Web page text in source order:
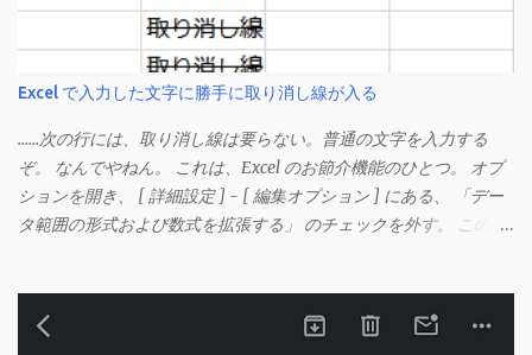
Excel で入力した文字に勝手に取り消し線が入る
……次の行には、取り消し線は要らない。普通の文字を入力する
ぞ。 なんでやねん。 これは、Excel のお節介機能のひとつ。 オプ
ションを開き、 [ 詳細設定 ] - [ 編集オプション ] にある、 「デー
タ範囲の形式および数式を拡張する」 のチェックを外す。 この機
うです。 このオプションを解除して、他のセル（取り消し線の書
式がないセル）をコピーしてから、もう一度入力してみます。 今